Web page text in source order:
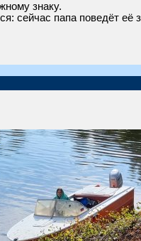
знаку.
сейчас папа поведёт